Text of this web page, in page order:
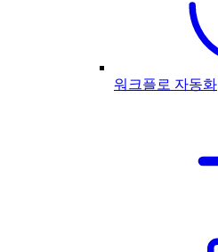
워크플로 자동화